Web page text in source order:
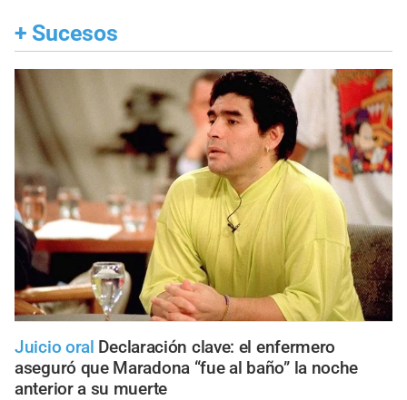
+ Sucesos
Juicio oral Declaración clave: el enfermero
aseguró que Maradona “fue al baño” la noche
anterior a su muerte